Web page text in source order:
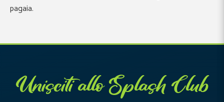
pagaia.
Unisciti allo Splash Club